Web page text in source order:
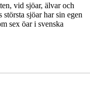
vid sjöar, älvar och
sjöar har sin egen
sex öar i svenska